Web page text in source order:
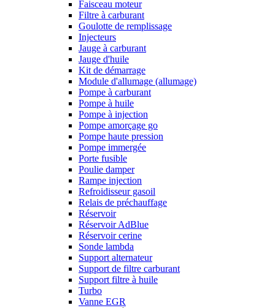
Faisceau moteur
Filtre à carburant
Goulotte de remplissage
Injecteurs
Jauge à carburant
Jauge d'huile
Kit de démarrage
Module d'allumage (allumage)
Pompe à carburant
Pompe à huile
Pompe à injection
Pompe amorçage go
Pompe haute pression
Pompe immergée
Porte fusible
Poulie damper
Rampe injection
Refroidisseur gasoil
Relais de préchauffage
Réservoir
Réservoir AdBlue
Réservoir cerine
Sonde lambda
Support alternateur
Support de filtre carburant
Support filtre à huile
Turbo
Vanne EGR